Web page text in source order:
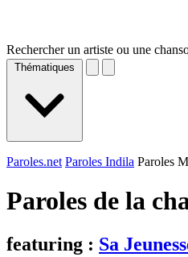
Rechercher un artiste ou une
Thématiques
Paroles.net Paroles Indila Paroles
Paroles de la
featuring : Sa